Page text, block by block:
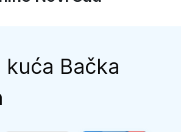
kuća Bačka